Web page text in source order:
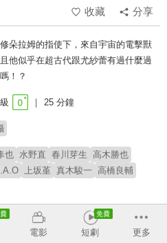
收藏
分享
朵拉姆的指使下，來自宇宙的電擊獸
他似乎在超古代跟尤紗蕾有過什麼過
！？
25 分鐘
也 水野直 春川芽生 高木勝也
上坂堇 真木駿一 高橋良輔
隆 辻本貴則 越知靖 內田直之
電影 短劇 更多